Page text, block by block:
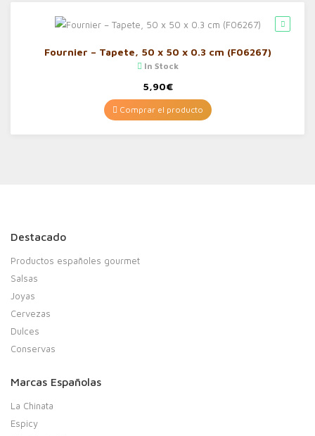
Fournier – Tapete, 50 x 50 x 0.3 cm (F06267)
In Stock
5,90€
Comprar el producto
Destacado
Productos españoles gourmet
Salsas
Joyas
Cervezas
Dulces
Conservas
Marcas Españolas
La Chinata
Espicy